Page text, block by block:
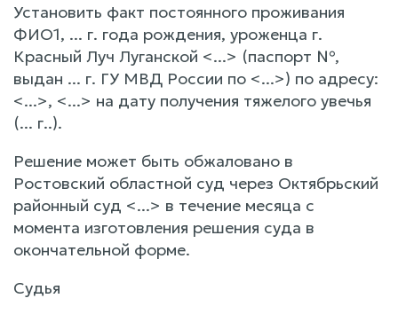
Установить факт постоянного проживания
ФИО1, ... г. года рождения, уроженца г.
Красный Луч Луганской <...> (паспорт №,
выдан ... г. ГУ МВД России по <...>) по адресу:
<...>, <...> на дату получения тяжелого увечья
(... г..).
Решение может быть обжаловано в
Ростовский областной суд через Октябрьский
районный суд <...> в течение месяца с
момента изготовления решения суда в
окончательной форме.
Судья